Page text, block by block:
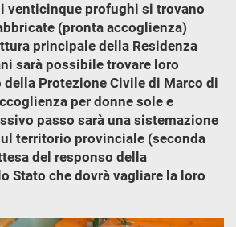
venticinque profughi si trovano
(pronta accoglienza)
principale della Residenza
sarà possibile trovare loro
Protezione Civile di Marco di
per donne sole e
passo sarà una sistemazione
territorio provinciale (seconda
del responso della
Stato che dovrà vagliare la loro